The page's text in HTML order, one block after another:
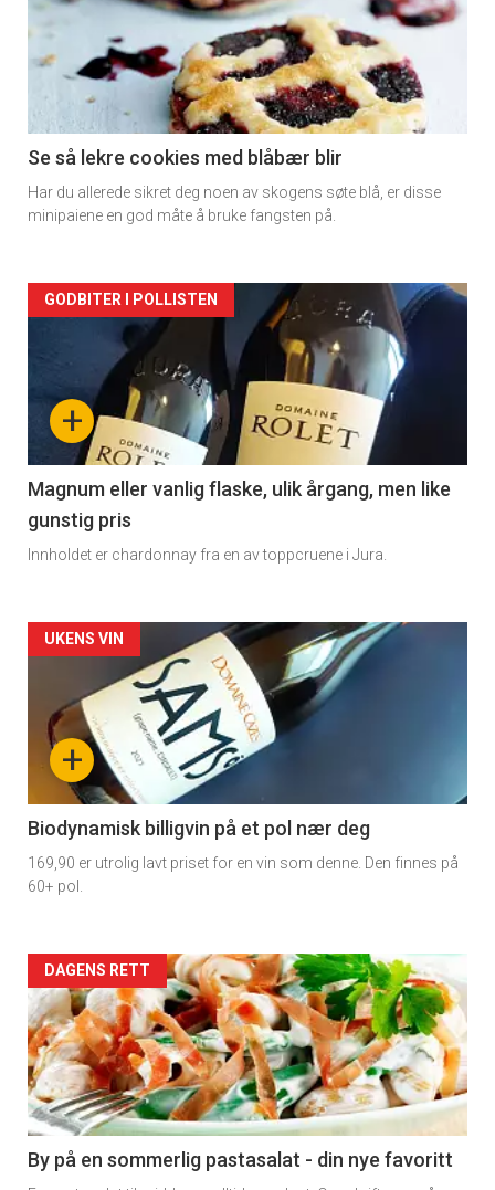
akkurat
nå
2
Se så lekre cookies med blåbær blir
Har du allerede sikret deg noen av skogens søte blå, er disse
minipaiene en god måte å bruke fangsten på.
Forsiden
akkurat
nå
3
+
GODBITER I POLLISTEN
Magnum eller vanlig flaske, ulik årgang, men like
gunstig pris
Innholdet er chardonnay fra en av toppcruene i Jura.
Forsiden
akkurat
nå
4
+
UKENS VIN
Biodynamisk billigvin på et pol nær deg
169,90 er utrolig lavt priset for en vin som denne. Den finnes på
60+ pol.
Forsiden
akkurat
nå
-
5
DAGENS RETT
By på en sommerlig pastasalat - din nye favoritt